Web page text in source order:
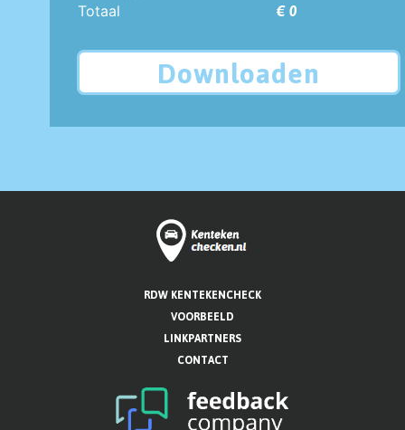
Totaal
€ 0
Downloaden
RDW KENTEKENCHECK
VOORBEELD
LINKPARTNERS
CONTACT